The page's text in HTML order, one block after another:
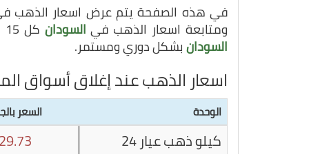
في هذه الصفحة يتم عرض اسعار الذهب
ومتابعة اسعار الذهب في السودان كل 15 دقيقة, وبهذا يمكنك متابعة سعر غرام الذهب في
السودانبشكل دوري ومستمر.
اسعار الذهب عند إغلاق أسواق
الوحدة السعر
كيلو ذهب عيار 24